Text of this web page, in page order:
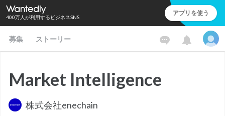
400万人が利用するビジネスSNS アプリを使う
募集 ストーリー
Market Intelligence
株式会社enechain